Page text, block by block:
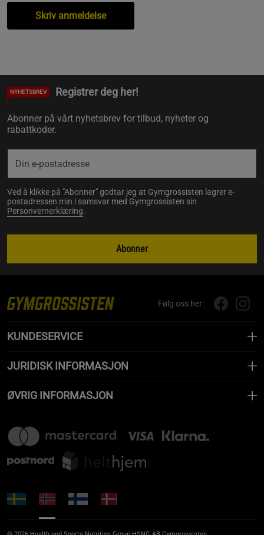
Skriv anmeldelse
NYHETSBREV Registrer deg her!
Abonner på vårt nyhetsbrev for tilbud, nyheter og
rabattkoder.
Ved å klikke på "Abonner" godtar jeg at Gymgrossisten lagrer e-
postadressen min i samsvar med Gymgrossisten sin
Personvernerklæring.
Abonner
Følg oss her:
KUNDESERVICE
JURIDISK INFORMASJON
ØVRIG INFORMASJON